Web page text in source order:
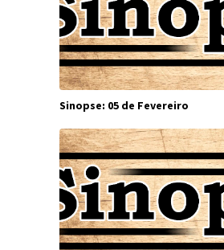
Sinopse: 05 de Fevereiro